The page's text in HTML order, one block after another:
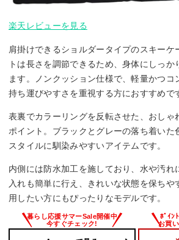
楽天レビューを見る
肩掛けできるショルダータイプのスキーケ
トは長さを調節できるため、身体にしっ
ます。ノンクッション仕様で、軽量かつコ
持ち運びやすさを重視する方におすすめで
表裏でカラーリングを反転させた、おしゃ
ポイント。ブラックとグレーの落ち着いた
スタイルに馴染みやすいアイテムです。
内側には防水加工を施しており、水や汚れ
入れも簡単に行え、きれいな状態を保ちや
用したい方にもぴったりなモデルです。